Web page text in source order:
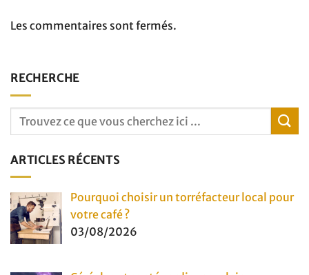
Les commentaires sont fermés.
RECHERCHE
ARTICLES RÉCENTS
Pourquoi choisir un torréfacteur local pour
votre café ?
03/08/2026